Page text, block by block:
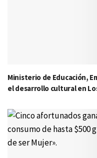
Ministerio de Educación,
el desarrollo cultural en